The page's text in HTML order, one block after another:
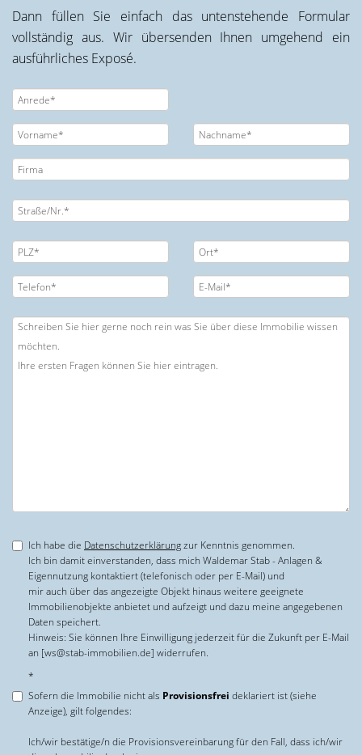
Dann füllen Sie einfach das untenstehende Formular
vollständig aus. Wir übersenden Ihnen umgehend ein
ausführliches Exposé.
Ich habe die Datenschutzerklärungzur Kenntnis genommen.
Ich bin damit einverstanden, dass mich Waldemar Stab - Anlagen &
Eigennutzung kontaktiert (telefonisch oder per E-Mail) und
mir auch über das angezeigte Objekt hinaus weitere geeignete
Immobilienobjekte anbietet und aufzeigt und dazu meine angegebenen
Daten speichert.
Hinweis: Sie können Ihre Einwilligung jederzeit für die Zukunft per E-Mail
an [ws@stab-immobilien.de] widerrufen.
*
Sofern die Immobilie nicht als Provisionsfrei deklariert ist (siehe
Anzeige), gilt folgendes:
Ich/wir bestätige/n die Provisionsvereinbarung für den Fall, dass ich/wir